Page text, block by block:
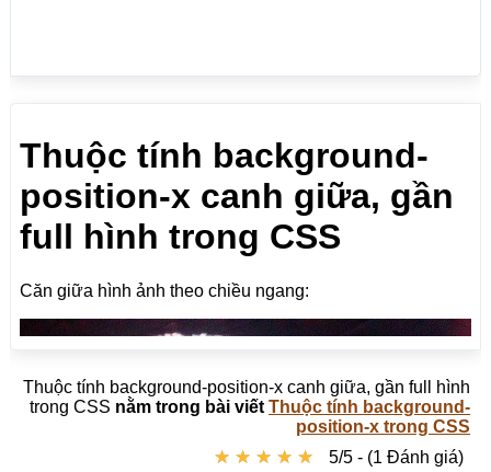
<h1>Thuộc tính background-position-x canh giữa, gần
full hình trong CSS</h1>
<p>Căn giữa hình ảnh theo chiều ngang:</p>
<div class="hero-image" style="background-position-
x: center;">
    <h1 style="font-size:50px">BÙI TẤN LỰC</h1>
    <h3>Người Sáng lập Web Mới</h3>
    <button>Xem Ngay</button>
</div>
<p><b>Hình gốc:</b></p>
<img src="https://webmoi.vn/thumuc/ceo-bui-tan-
luc.jpg" style="width:100%; height:auto">
Thuộc tính background-position-x canh giữa, gần full hình
trong CSS nằm trong bài viết Thuộc tính background-
position-x trong CSS
★ ★ ★ ★ ★
★ ★ ★ ★ ★ 5/5 - (1 Đánh giá)